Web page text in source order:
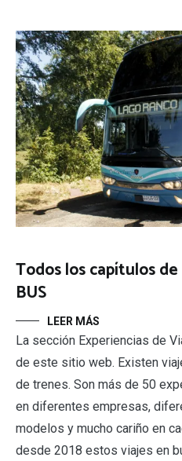
Todos los capítulos
BUS
LEER MÁS
La sección Experiencias de
de este sitio web. Existen
de trenes. Son más de 50
en diferentes empresas,
modelos y mucho cariño en
desde 2018 estos viajes en